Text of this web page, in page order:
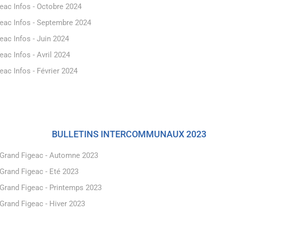
Infos - Octobre 2024
Infos - Septembre 2024
Infos - Juin 2024
Infos - Avril 2024
Infos - Février 2024
BULLETINS INTERCOMMUNAUX 2023
Figeac - Automne 2023
Figeac - Eté 2023
Figeac - Printemps 2023
Figeac - Hiver 2023